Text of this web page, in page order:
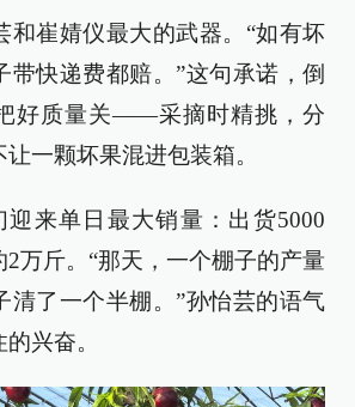
和崔婧仪最大的武器。“如有坏
带快递费都赔。”这句承诺，倒
好质量关——采摘时精挑，分
一颗坏果混进包装箱。
迎来单日最大销量：出货5000
万斤。“那天，一个棚子的产量
清了一个半棚。”孙怡芸的语气
兴奋。